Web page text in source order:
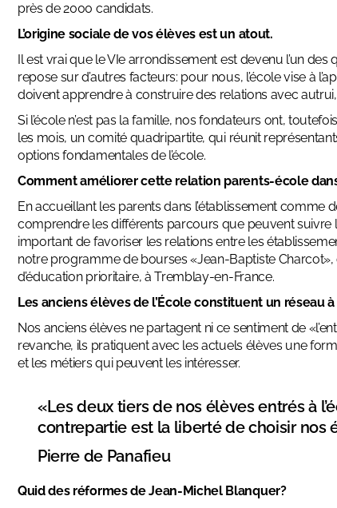
près de 2000 candidats.
L’origine sociale de vos élèves est un atout.
Il est vrai que le VIe arrondissement est devenu l’un
repose sur d’autres facteurs: pour nous, l’école vise à
doivent apprendre à construire des relations avec
Si l’école n’est pas la famille, nos fondateurs ont,
les mois, un comité quadripartite, qui réunit
options fondamentales de l’école.
Comment améliorer cette relation parents-école
En accueillant les parents dans l’établissement comme
comprendre les différents parcours que peuvent suivre
important de favoriser les relations entre les
notre programme de bourses «Jean-Baptiste
d’éducation prioritaire, à Tremblay-en-France.
Les anciens élèves de l’École constituent un réseau à
Nos anciens élèves ne partagent ni ce sentiment de
revanche, ils pratiquent avec les actuels élèves une
et les métiers qui peuvent les intéresser.
«Les deux tiers de nos élèves entrés à
contrepartie est la liberté de choisir nos
Pierre de Panafieu
Quid des réformes de Jean-Michel Blanquer?